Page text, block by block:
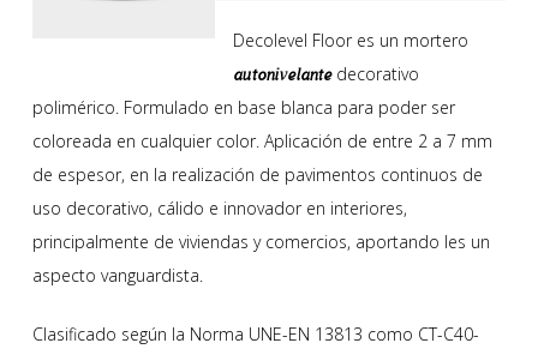
Decolevel Floor es un mortero
autonivelantedecorativo
polimérico. Formulado en base blanca para poder ser
coloreada en cualquier color. Aplicación de entre 2 a 7 mm
de espesor, en la realización de pavimentos continuos de
uso decorativo, cálido e innovador en interiores,
principalmente de viviendas y comercios, aportando les un
aspecto vanguardista.
Clasificado según la Norma UNE-EN 13813 como CT-C40-